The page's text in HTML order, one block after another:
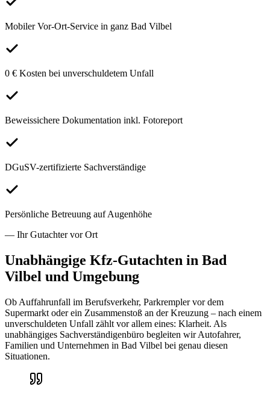
Mobiler Vor-Ort-Service in ganz Bad Vilbel
0 € Kosten bei unverschuldetem Unfall
Beweissichere Dokumentation inkl. Fotoreport
DGuSV-zertifizierte Sachverständige
Persönliche Betreuung auf Augenhöhe
— Ihr Gutachter vor Ort
Unabhängige Kfz-Gutachten in Bad
Vilbel und Umgebung
Ob Auffahrunfall im Berufsverkehr, Parkrempler vor dem
Supermarkt oder ein Zusammenstoß an der Kreuzung – nach einem
unverschuldeten Unfall zählt vor allem eines: Klarheit. Als
unabhängiges Sachverständigenbüro begleiten wir Autofahrer,
Familien und Unternehmen in Bad Vilbel bei genau diesen
Situationen.